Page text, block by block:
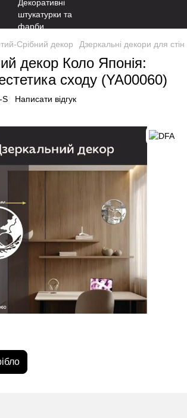
Срібний декор Дзеркальні декори для стін
декор Коло Японія:
сходу (YA00060)
S Написати відгук